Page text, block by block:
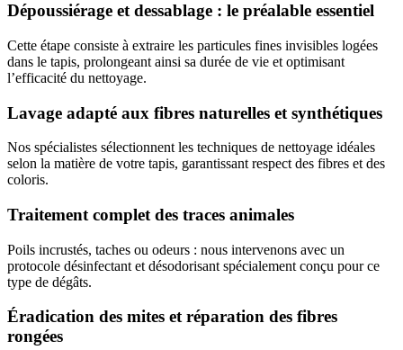
Dépoussiérage et dessablage : le préalable essentiel
Cette étape consiste à extraire les particules fines invisibles logées
dans le tapis, prolongeant ainsi sa durée de vie et optimisant
l’efficacité du nettoyage.
Lavage adapté aux fibres naturelles et synthétiques
Nos spécialistes sélectionnent les techniques de nettoyage idéales
selon la matière de votre tapis, garantissant respect des fibres et des
coloris.
Traitement complet des traces animales
Poils incrustés, taches ou odeurs : nous intervenons avec un
protocole désinfectant et désodorisant spécialement conçu pour ce
type de dégâts.
Éradication des mites et réparation des fibres
rongées